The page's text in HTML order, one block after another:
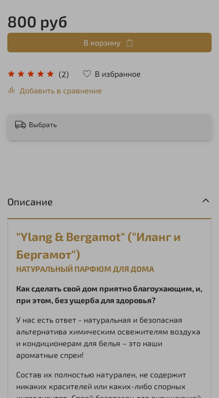
(2)
В избранное
Добавить в сравнение
800 руб
В корзину
Выбрать
Описание
"Ylang & Bergamot" ("Иланг и
Бергамот")
НАТУРАЛЬНЫЙ ПАРФЮМ ДЛЯ ДОМА
Как сделать свой дом приятно благоухающим, и,
при этом, без ущерба для здоровья?
У нас есть ответ - натуральная и безопасная
альтернатива химическим освежителям воздуха
и кондиционерам для белья – это наши
ароматные спреи!
Состав их полностью натурален, не содержит
никаких красителей или каких-либо спорных